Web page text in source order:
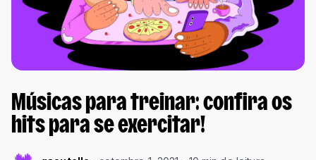
Músicas para treinar: confira os
hits para se exercitar!